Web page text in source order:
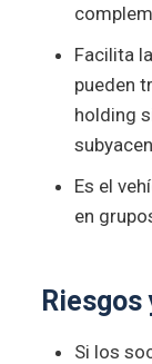
Facilita
pueden
holding
Es el
en
Si los